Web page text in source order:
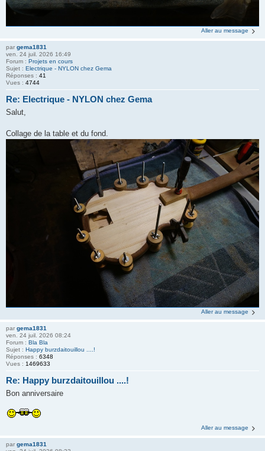
Aller au message
par gema1831
ven. 24 juil. 2026 16:49
Forum : Projets en cours
Sujet : Electrique - NYLON chez Gema
Réponses : 41
Vues : 4744
Re: Electrique - NYLON chez Gema
Salut,
Collage de la table et du fond.
Aller au message
par gema1831
ven. 24 juil. 2026 08:24
Forum : Bla Bla
Sujet : Happy burzdaitouillou ....!
Réponses : 6348
Vues : 1469633
Re: Happy burzdaitouillou ....!
Bon anniversaire
Aller au message
par gema1831